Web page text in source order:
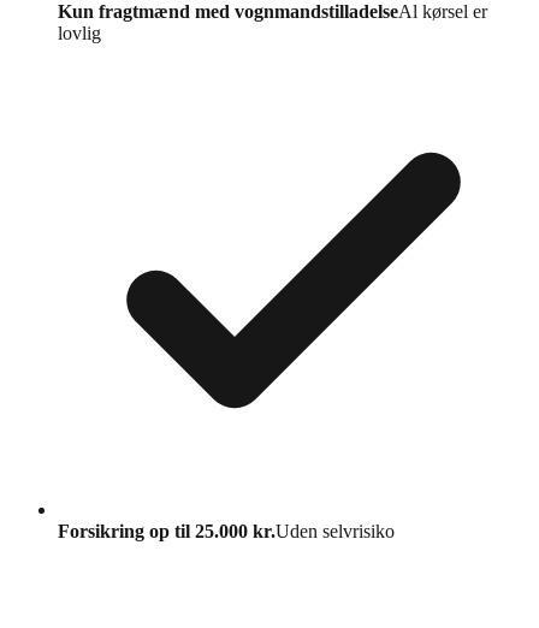
Kun fragtmænd med vognmandstilladelseAl kørsel er
lovlig
Forsikring op til 25.000 kr.Uden selvrisiko